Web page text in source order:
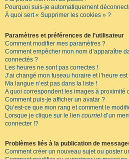
Pourquoi suis-je automatiquement
À quoi sert « Supprimer les cookies » ?
Paramètres et préférences de l’utilisateur
Comment modifier mes paramètres ?
Comment empêcher mon nom d’apparaître
connectés ?
Les heures ne sont pas correctes !
J’ai changé mon fuseau horaire et l’heure
Ma langue n’est pas dans la liste !
A quoi correspondent les images à proximité
Comment puis-je afficher un avatar ?
Qu’est-ce que mon rang et comment le
Lorsque je clique sur le lien courriel d’un
connecter !?
Problèmes liés à la publication de
Comment créer un nouveau sujet ou poster